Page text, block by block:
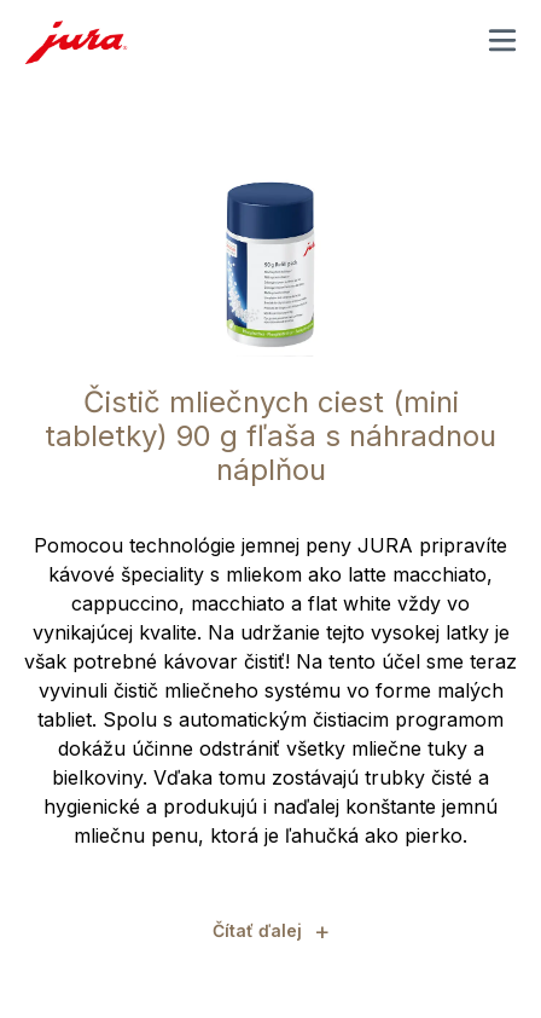
MENU
Čistič mliečnych ciest (mini
tabletky) 90 g fľaša s náhradnou
náplňou
Pomocou technológie jemnej peny JURA pripravíte
kávové špeciality s mliekom ako latte macchiato,
cappuccino, macchiato a flat white vždy vo
vynikajúcej kvalite. Na udržanie tejto vysokej latky je
však potrebné kávovar čistiť! Na tento účel sme teraz
vyvinuli čistič mliečneho systému vo forme malých
tabliet. Spolu s automatickým čistiacim programom
dokážu účinne odstrániť všetky mliečne tuky a
bielkoviny. Vďaka tomu zostávajú trubky čisté a
hygienické a produkujú i naďalej konštante jemnú
mliečnu penu, ktorá je ľahučká ako pierko.
Čítať ďalej +